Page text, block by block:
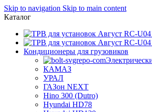
Skip to navigation Skip to main content
Каталог
Кондиционеры для грузовиков
КАМАЗ
УРАЛ
ГАЗон NEXT
Hino 300 (Dutro)
Hyundai HD78